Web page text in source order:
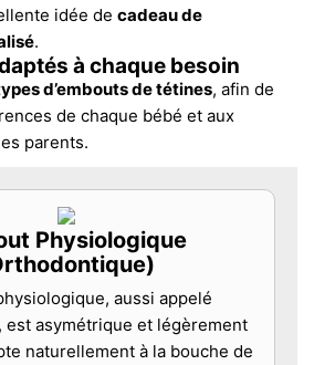
idée de cadeau de
.
à chaque besoin
d’embouts de tétines, afin de
de chaque bébé et aux
parents.
Physiologique
aussi appelé
asymétrique et légèrement
naturellement à la bouche de